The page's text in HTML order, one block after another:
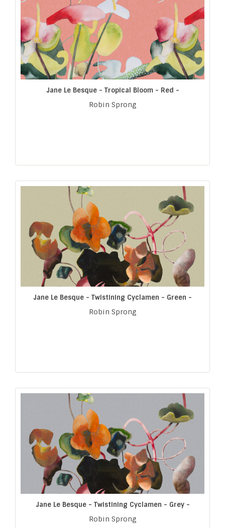
Jane Le Besque - Tropical Bloom - Red -
Robin Sprong
Jane Le Besque - Twistining Cyclamen - Green -
Robin Sprong
Jane Le Besque - Twistining Cyclamen - Grey -
Robin Sprong